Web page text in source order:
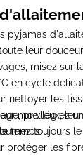
pyjamas
leur
misez sur
en cycle
nettoyer les
moelleux,
temps.
privilégiez
toujours
protéger les